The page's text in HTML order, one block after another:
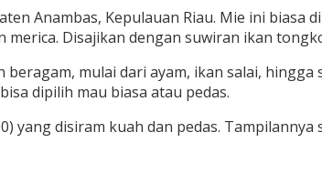
Anambas, Kepulauan Riau. Mie ini biasa
Disajikan dengan suwiran ikan
mulai dari ayam, ikan salai,
dipilih mau biasa atau pedas.
yang disiram kuah dan pedas.